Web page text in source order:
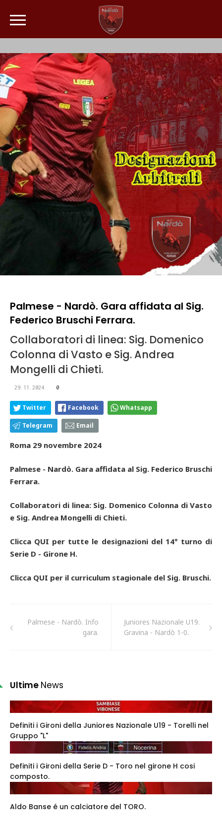
Palmese - Nardò. Gara affidata al Sig.
Federico Bruschi Ferrara.
Collaboratori di linea: Sig. Domenico
Colonna di Vasto e Sig. Andrea
Mongelli di Chieti.
29.11.2024 0
Twitter Facebook Whatsapp
Telegram Email
Roma 29 novembre 2024
Palmese - Nardò. Gara affidata al Sig. Federico Bruschi
Ferrara.
Collaboratori di linea: Sig. Domenico Colonna di Vasto
e Sig. Andrea Mongelli di Chieti.
Clicca QUI per tutte le designazioni del 14° turno di
Serie D - Girone H.
Clicca QUI per il curriculum stagionale del Sig. Bruschi.
Palmese - Nardò. Info
gara.
Juniores Nazionale U19.
Gravina - Nardò 1-0.
Ultime News
Definiti i Gironi della Juniores Nazionale U19 - Torelli nel
Gruppo "L"
Definiti i Gironi della Serie D - Toro nel girone H cosi
composto.
Aldo Banse é un calciatore del TORO.